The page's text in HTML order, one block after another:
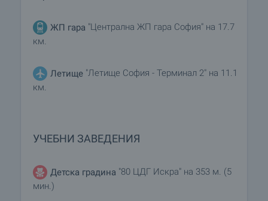
ЖП гара "Централна ЖП гара София" на 17.7
км.
Летище "Летище София - Терминал 2" на 11.1
км.
УЧЕБНИ ЗАВЕДЕНИЯ
Детска градина "80 ЦДГ Искра" на 353 м. (5
мин.)